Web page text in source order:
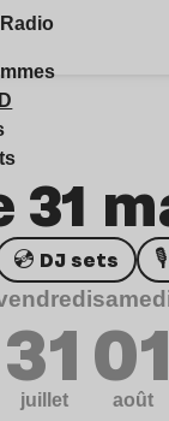
Radio
💿 DJ sets
31
juillet 01
août